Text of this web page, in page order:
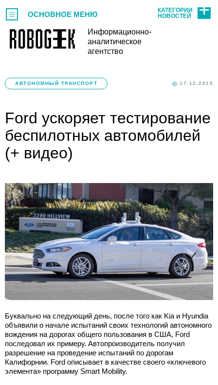
Информационно-
аналитическое
агентство
ОСНОВНОЕ МЕНЮ
КАТЕГОРИИ
НОВОСТЕЙ
АВТОНОМНЫЙ ТРАНСПОРТ 17.12.2015
Ford ускоряет тестирование
беспилотных автомобилей
(+ видео)
Буквально на следующий день, после того как Kia и Hyundia
объявили о начале испытаний своих технологий автономного
вождения на дорогах общего пользования в США, Ford
последовал их примеру. Автопроизводитель получил
разрешение на проведение испытаний по дорогам
Калифорнии. Ford описывает в качестве своего «ключевого
элемента» программу Smart Mobility.